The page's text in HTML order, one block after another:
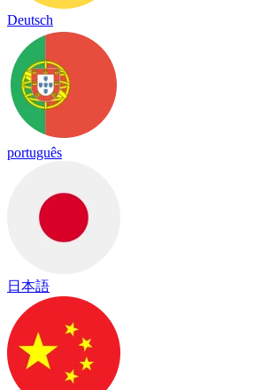
Deutsch
português
日本語